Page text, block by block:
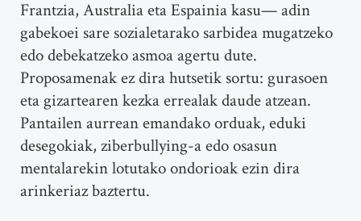
Frantzia, Australia eta Espainia kasu— adin
gabekoei sare sozialetarako sarbidea mugatzeko
edo debekatzeko asmoa agertu dute.
Proposamenak ez dira hutsetik sortu: gurasoen
eta gizartearen kezka errealak daude atzean.
Pantailen aurrean emandako orduak, eduki
desegokiak, ziberbullying-a edo osasun
mentalarekin lotutako ondorioak ezin dira
arinkeriaz baztertu.